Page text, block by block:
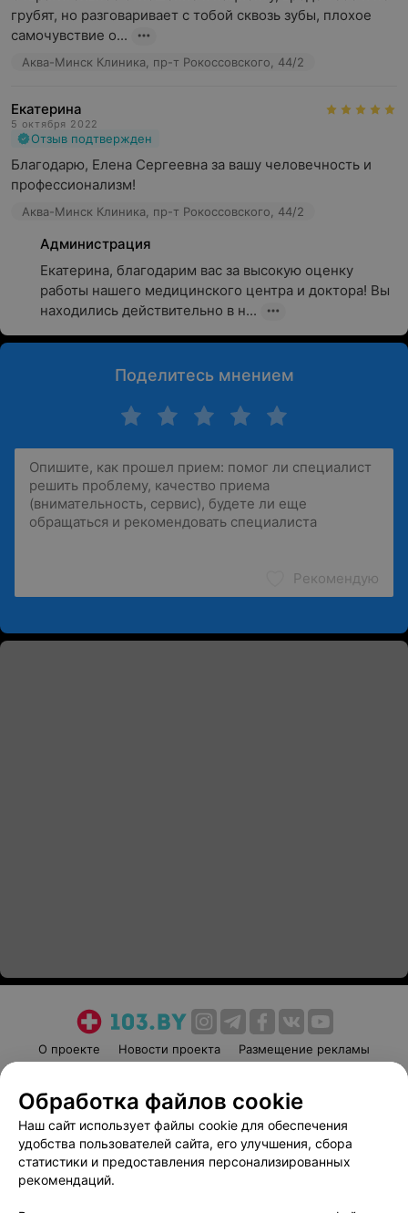
грубят, но разговаривает с тобой сквозь зубы, плохое
самочувствие о...
Аква-Минск Клиника, пр-т Рокоссовского, 44/2
Екатерина
5 октября 2022
Отзыв подтвержден
Благодарю, Елена Сергеевна за вашу человечность и
профессионализм!
Аква-Минск Клиника, пр-т Рокоссовского, 44/2
Администрация
Екатерина, благодарим вас за высокую оценку
работы нашего медицинского центра и доктора! Вы
находились действительно в н...
Поделитесь мнением
Рекомендую
О проекте Новости проекта
Размещение рекламы
Пользовательское соглашение
Способы оплаты
Вакансии
Партнеры
Написать руководителю 103.by
Обработка файлов cookie
Наш сайт использует файлы cookie для обеспечения
удобства пользователей сайта, его улучшения, сбора
статистики и предоставления персонализированных
рекомендаций.